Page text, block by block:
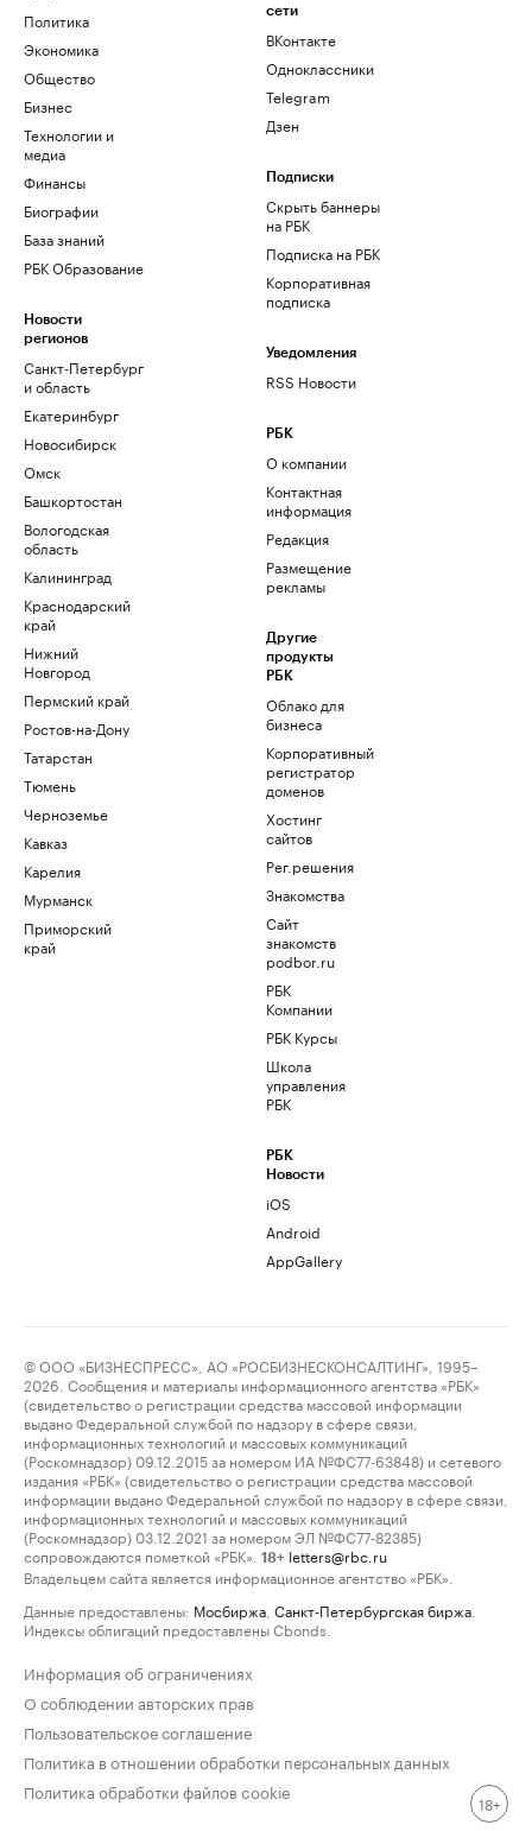
Политика
Экономика
Общество
Бизнес
Технологии и
медиа
Финансы
Биографии
База знаний
РБК Образование
Новости
регионов
Санкт-Петербург
и область
Екатеринбург
Новосибирск
Омск
Башкортостан
Вологодская
область
Калининград
Краснодарский
край
Нижний
Новгород
Пермский край
Ростов-на-Дону
Татарстан
Тюмень
Черноземье
Кавказ
Карелия
Мурманск
Приморский
край
сети
ВКонтакте
Одноклассники
Telegram
Дзен
Подписки
Скрыть баннеры
на РБК
Подписка на РБК
Корпоративная
подписка
Уведомления
RSS Новости
РБК
О компании
Контактная
информация
Редакция
Размещение
рекламы
Другие
продукты
РБК
Облако для
бизнеса
Корпоративный
регистратор
доменов
Хостинг
сайтов
Рег.решения
Знакомства
Сайт
знакомств
podbor.ru
РБК
Компании
РБК Курсы
Школа
управления
РБК
РБК
Новости
iOS
Android
AppGallery
© ООО «БИЗНЕСПРЕСС», АО «РОСБИЗНЕСКОНСАЛТИНГ», 1995–
2026. Сообщения и материалы информационного агентства «РБК»
(свидетельство о регистрации средства массовой информации
выдано Федеральной службой по надзору в сфере связи,
информационных технологий и массовых коммуникаций
(Роскомнадзор) 09.12.2015 за номером ИА №ФС77-63848) и сетевого
издания «РБК» (свидетельство о регистрации средства массовой
информации выдано Федеральной службой по надзору в сфере связи,
информационных технологий и массовых коммуникаций
(Роскомнадзор) 03.12.2021 за номером ЭЛ №ФС77-82385)
сопровождаются пометкой «РБК».
18+ letters@rbc.ru
Владельцем сайта является информационное агентство «РБК».
Данные предоставлены: Мосбиржа Санкт-Петербургская биржа
Индексы облигаций предоставлены Cbonds.
Информация об ограничениях
О соблюдении авторских прав
Пользовательское соглашение
Политика в отношении обработки персональных данных
Политика обработки файлов cookie
18+